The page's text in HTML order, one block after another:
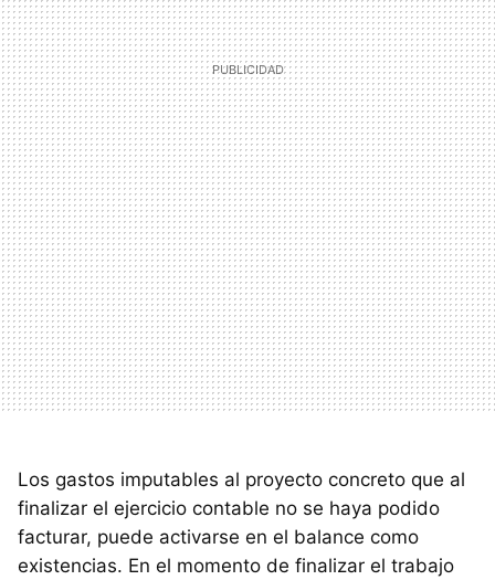
Los gastos imputables al proyecto concreto que al
finalizar el ejercicio contable no se haya podido
facturar, puede activarse en el balance como
existencias. En el momento de finalizar el trabajo